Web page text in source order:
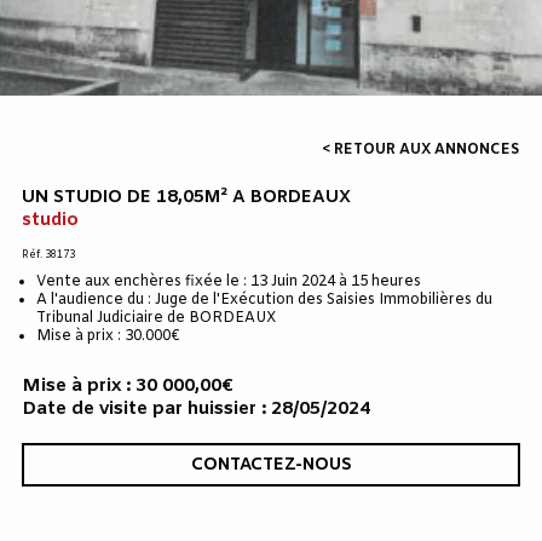
< RETOUR AUX ANNONCES
UN STUDIO DE 18,05M² A BORDEAUX
studio
Réf. 38173
Vente aux enchères fixée le : 13 Juin 2024 à 15 heures
A l'audience du : Juge de l'Exécution des Saisies Immobilières du
Tribunal Judiciaire de BORDEAUX
Mise à prix : 30.000€
Mise à prix : 30 000,00€
Date de visite par huissier : 28/05/2024
CONTACTEZ-NOUS